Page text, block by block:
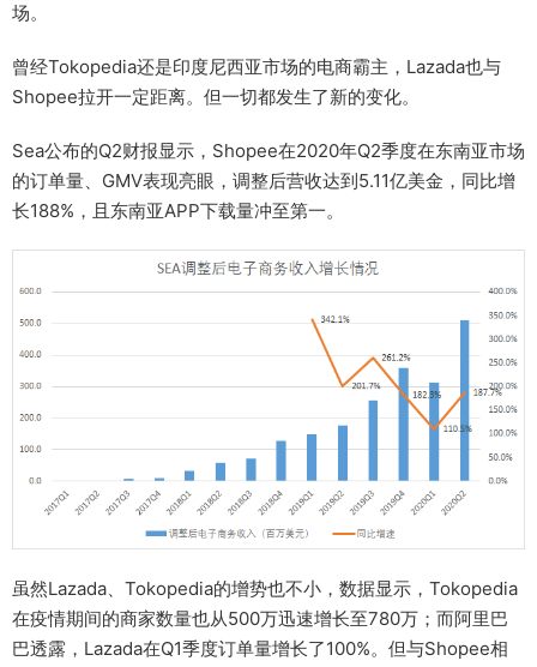
场。
曾经Tokopedia还是印度尼西亚市场的电商霸主，Lazada也与
Shopee拉开一定距离。但一切都发生了新的变化。
Sea公布的Q2财报显示，Shopee在2020年Q2季度在东南亚市场
的订单量、GMV表现亮眼，调整后营收达到5.11亿美金，同比增
长188%，且东南亚APP下载量冲至第一。
虽然Lazada、Tokopedia的增势也不小，数据显示，Tokopedia
在疫情期间的商家数量也从500万迅速增长至780万；而阿里巴
巴透露，Lazada在Q1季度订单量增长了100%。但与Shopee相